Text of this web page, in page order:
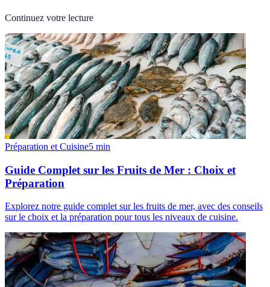
Continuez votre lecture
Préparation et Cuisine5 min
Guide Complet sur les Fruits de Mer : Choix et
Préparation
Explorez notre guide complet sur les fruits de mer, avec des conseils
sur le choix et la préparation pour tous les niveaux de cuisine.